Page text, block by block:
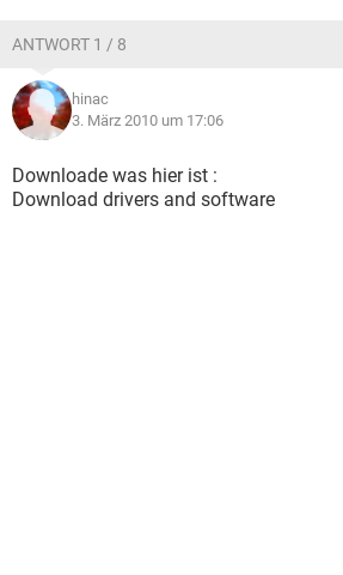
ANTWORT 1 / 8
hinac
3. März 2010 um 17:06
Downloade was hier ist :
Download drivers and software